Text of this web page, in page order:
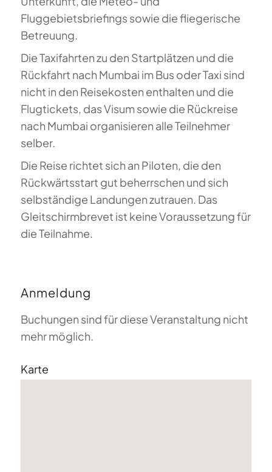
Fluggebietsbriefings sowie die fliegerische
Betreuung.
Die Taxifahrten zu den Startplätzen und die
Rückfahrt nach Mumbai im Bus oder Taxi sind
nicht in den Reisekosten enthalten und die
Flugtickets, das Visum sowie die Rückreise
nach Mumbai organisieren alle Teilnehmer
selber.
Die Reise richtet sich an Piloten, die den
Rückwärtsstart gut beherrschen und sich
selbständige Landungen zutrauen. Das
Gleitschirmbrevet ist keine Voraussetzung für
die Teilnahme.
Anmeldung
Buchungen sind für diese Veranstaltung nicht
mehr möglich.
Karte